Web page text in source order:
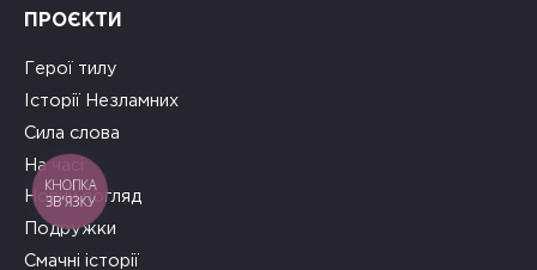
ПРОЄКТИ
Герої тилу
Історії Незламних
Сила слова
На часі
Новий погляд
Подружки
Смачні історії
КНОПКА
ЗВ'ЯЗКУ